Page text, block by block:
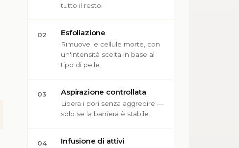
tutto il resto.
02 Esfoliazione
Rimuove le cellule morte, con
un'intensità scelta in base al
tipo di pelle.
03 Aspirazione controllata
Libera i pori senza aggredire —
solo se la barriera è stabile.
04 Infusione di attivi